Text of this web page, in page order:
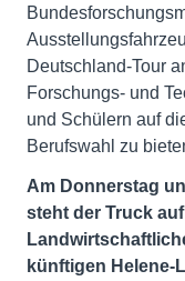
Deutschland-Tour
Forschungs- und
und Schülern auf
Berufswahl zu
Am Donnerstag
steht der Truck
künftigen Helene-